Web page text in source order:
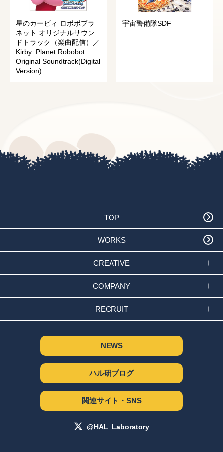
星のカービィ ロボボプラ
ネット オリジナルサウン
ドトラック（楽曲配信）／
Kirby: Planet Robobot
Original Soundtrack(Digital
Version)
宇宙警備隊SDF
TOP
WORKS
CREATIVE
COMPANY
RECRUIT
NEWS
ハル研ブログ
関連サイト・SNS
@HAL_Laboratory